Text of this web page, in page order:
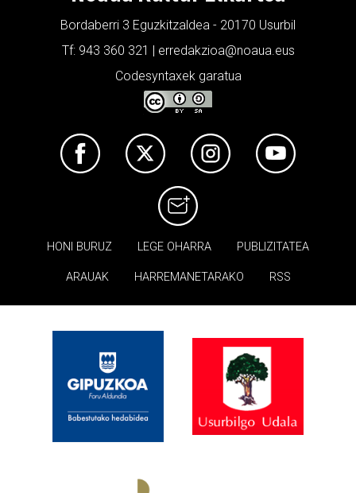
Bordaberri 3 Eguzkitzaldea - 20170 Usurbil
Tf: 943 360 321 | erredakzioa@noaua.eus
Codesyntaxek garatua
HONI BURUZ LEGE OHARRA PUBLIZITATEA
ARAUAK HARREMANETARAKO RSS